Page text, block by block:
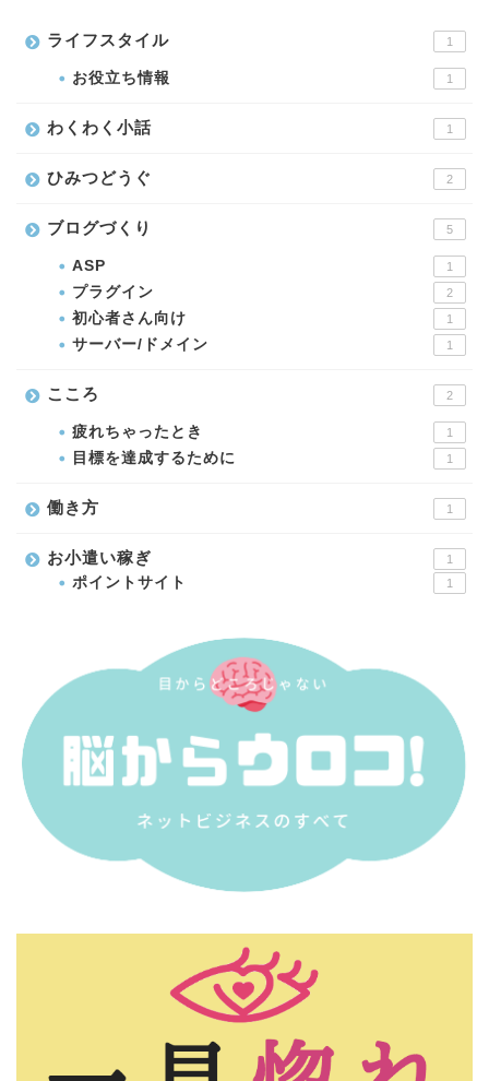
ライフスタイル 1
お役立ち情報 1
わくわく小話 1
ひみつどうぐ 2
ブログづくり 5
ASP 1
プラグイン 2
初心者さん向け 1
サーバー/ドメイン 1
こころ 2
疲れちゃったとき 1
目標を達成するために 1
働き方 1
お小遣い稼ぎ 1
ポイントサイト 1